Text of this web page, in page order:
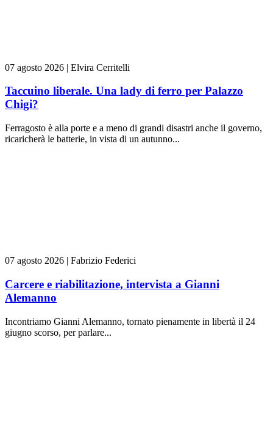
07 agosto 2026 | Elvira Cerritelli
Taccuino liberale. Una lady di ferro per Palazzo
Chigi?
Ferragosto è alla porte e a meno di grandi disastri anche il governo,
ricaricherà le batterie, in vista di un autunno...
07 agosto 2026 | Fabrizio Federici
Carcere e riabilitazione, intervista a Gianni
Alemanno
Incontriamo Gianni Alemanno, tornato pienamente in libertà il 24
giugno scorso, per parlare...